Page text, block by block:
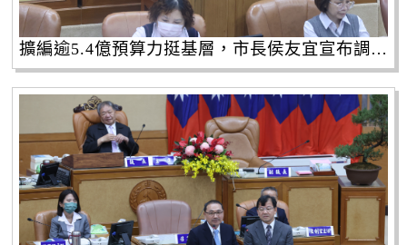
擴編逾5.4億預算力挺基層，市長侯友宜宣布調增里基等6項經費。